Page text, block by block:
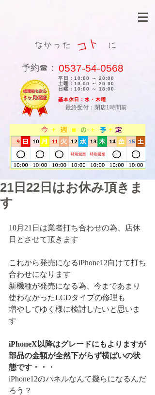
コト
なかった に
​予約☎： 0537-54-0568
平日：10:00 ～ 20:00
土曜：10:00 ～ 20:00
日曜：10:00 ～ 18:00
​基本休日：水・木曜
最終受付：閉店1時間前
21日22日はお休み頂きま
す
10月21日は業者打ち合わせの為、店休
日とさせて頂きます
これから発売になるiPhone12向けて打ち
合わせになります
新機種が発売になる為、今まであまり
使わなかったLCDタイプの修理も
増やしてゆく様に検討したいと思いま
す
iPhoneX以降はグレードにもよりますが
部品の金額が全然下がらず横ばいの状
態です・・・
iPhone12のパネルなんて幾らになるんだ
ろう？